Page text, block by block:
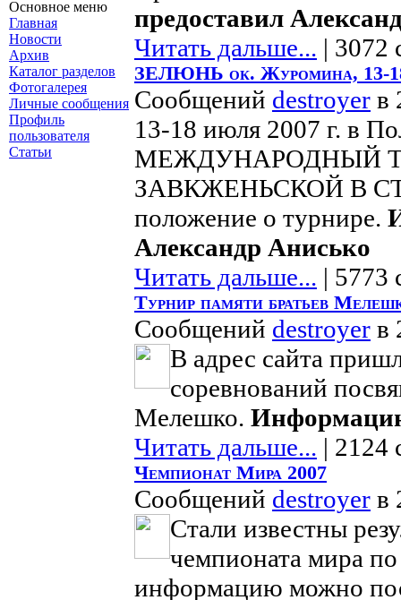
Основное меню
Главная
Новости
Архив
Каталог разделов
Фотогалерея
Личные сообщения
Профиль
пользователя
Статьи
предоставил
Читать дальше... | 3072
ЗЕЛЮНЬ ок. Журомина, 13-
Сообщений destroyer в
13-18 июля 2007 г. в
МЕЖДУНАРОДНЫЙ
ЗАВКЖЕНЬСКОЙ В
положение о турнире.
Александр Анисько
Читать дальше... | 5773
Турнир памяти братьев
Сообщений destroyer в
В адрес сайта
соревнований
Мелешко.
Читать дальше... | 2124
Чемпионат Мира 2007
Сообщений destroyer в
Стали известны
чемпионата мира
информацию можно